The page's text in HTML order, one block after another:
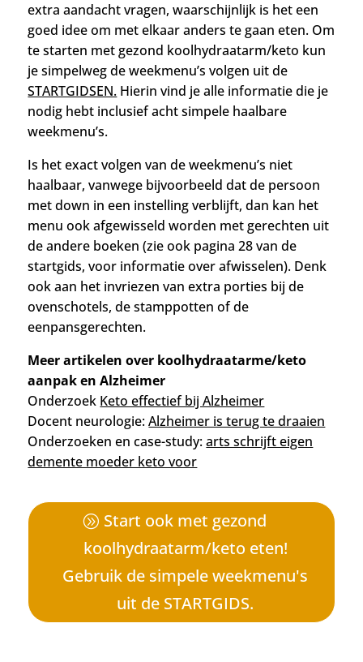
extra aandacht vragen, waarschijnlijk is het een
goed idee om met elkaar anders te gaan eten. Om
te starten met gezond koolhydraatarm/keto kun
je simpelweg de weekmenu’s volgen uit de
STARTGIDSEN. Hierin vind je alle informatie die je
nodig hebt inclusief acht simpele haalbare
weekmenu’s.
Is het exact volgen van de weekmenu’s niet
haalbaar, vanwege bijvoorbeeld dat de persoon
met down in een instelling verblijft, dan kan het
menu ook afgewisseld worden met gerechten uit
de andere boeken (zie ook pagina 28 van de
startgids, voor informatie over afwisselen). Denk
ook aan het invriezen van extra porties bij de
ovenschotels, de stamppotten of de
eenpansgerechten.
Meer artikelen over koolhydraatarme/keto
aanpak en Alzheimer
Onderzoek Keto effectief bij Alzheimer
Docent neurologie:Alzheimer is terug te draaien
Onderzoeken en case-study:arts schrijft eigen
demente moeder keto voor
Start ook met gezond
koolhydraatarm/keto eten!
Gebruik de simpele weekmenu's
uit de STARTGIDS.